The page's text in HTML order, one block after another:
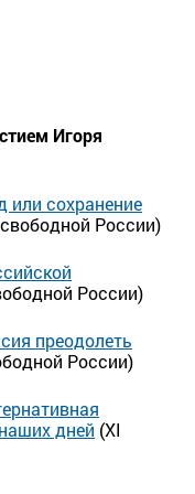
Игоря
или сохранение
России)
России)
преодолеть
России)
дней (XI